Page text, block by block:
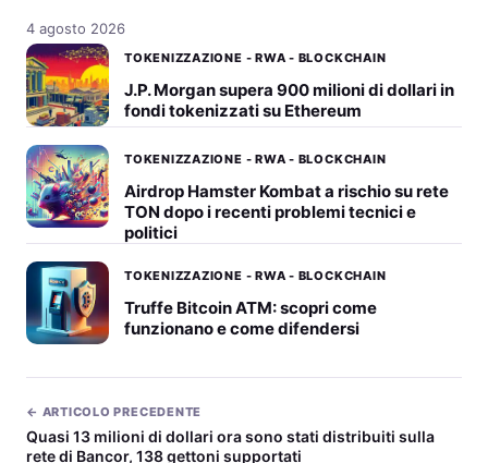
4 agosto 2026
TOKENIZZAZIONE - RWA - BLOCKCHAIN
J.P. Morgan supera 900 milioni di dollari in
fondi tokenizzati su Ethereum
TOKENIZZAZIONE - RWA - BLOCKCHAIN
Airdrop Hamster Kombat a rischio su rete
TON dopo i recenti problemi tecnici e
politici
TOKENIZZAZIONE - RWA - BLOCKCHAIN
Truffe Bitcoin ATM: scopri come
funzionano e come difendersi
← ARTICOLO PRECEDENTE
Quasi 13 milioni di dollari ora sono stati distribuiti sulla
rete di Bancor, 138 gettoni supportati